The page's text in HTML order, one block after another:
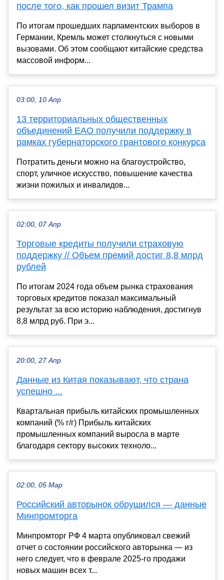
после того, как прошел визит Трампа
По итогам прошедших парламентских выборов в
Германии, Кремль может столкнуться с новыми
вызовами. Об этом сообщают китайские средства
массовой информ...
03:00, 10 Апр
13 территориальных общественных
объединений ЕАО получили поддержку в
рамках губернаторского грантового конкурса
Потратить деньги можно на благоустройство,
спорт, уличное искусство, повышение качества
жизни пожилых и инвалидов...
02:00, 07 Апр
Торговые кредиты получили страховую
поддержку // Объем премий достиг 8,8 млрд
рублей
По итогам 2024 года объем рынка страхования
торговых кредитов показал максимальный
результат за всю историю наблюдения, достигнув
8,8 млрд руб. При э...
20:00, 27 Апр
Данные из Китая показывают, что страна
успешно ...
Квартальная прибыль китайских промышленных
компаний (% г/г) Прибыль китайских
промышленных компаний выросла в марте
благодаря сектору высоких техноло...
02:00, 05 Мар
Российский авторынок обрушился — данные
Минпромторга
Минпромторг РФ 4 марта опубликовал свежий
отчет о состоянии российского авторынка — из
него следует, что в феврале 2025-го продажи
новых машин всех т...